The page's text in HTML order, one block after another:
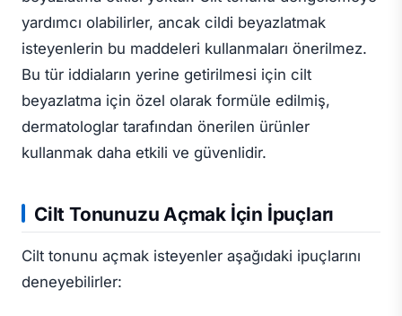
yardımcı olabilirler, ancak cildi beyazlatmak
isteyenlerin bu maddeleri kullanmaları önerilmez.
Bu tür iddiaların yerine getirilmesi için cilt
beyazlatma için özel olarak formüle edilmiş,
dermatologlar tarafından önerilen ürünler
kullanmak daha etkili ve güvenlidir.
Cilt Tonunuzu Açmak İçin İpuçları
Cilt tonunu açmak isteyenler aşağıdaki ipuçlarını
deneyebilirler: